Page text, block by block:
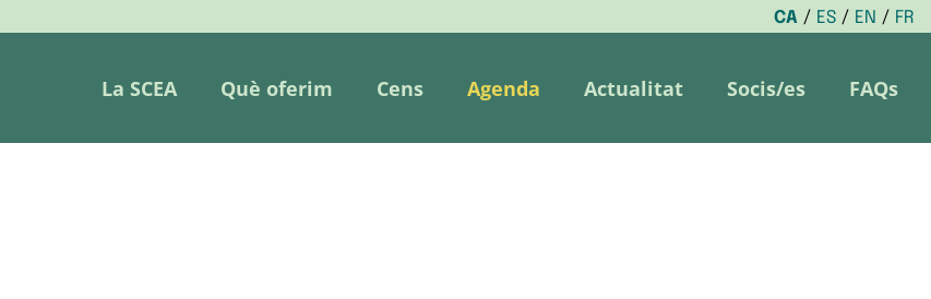
CA ES EN
FR
La SCEA Què oferim Cens Agenda Actualitat Socis/es FAQs